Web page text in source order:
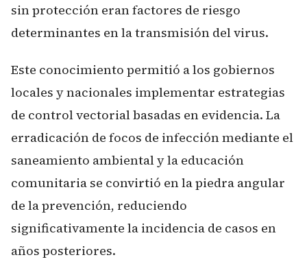
sin protección eran factores de riesgo
determinantes en la transmisión del virus.
Este conocimiento permitió a los gobiernos
locales y nacionales implementar estrategias
de control vectorial basadas en evidencia. La
erradicación de focos de infección mediante el
saneamiento ambiental y la educación
comunitaria se convirtió en la piedra angular
de la prevención, reduciendo
significativamente la incidencia de casos en
años posteriores.